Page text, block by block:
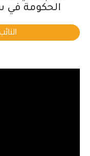
الحكومة في